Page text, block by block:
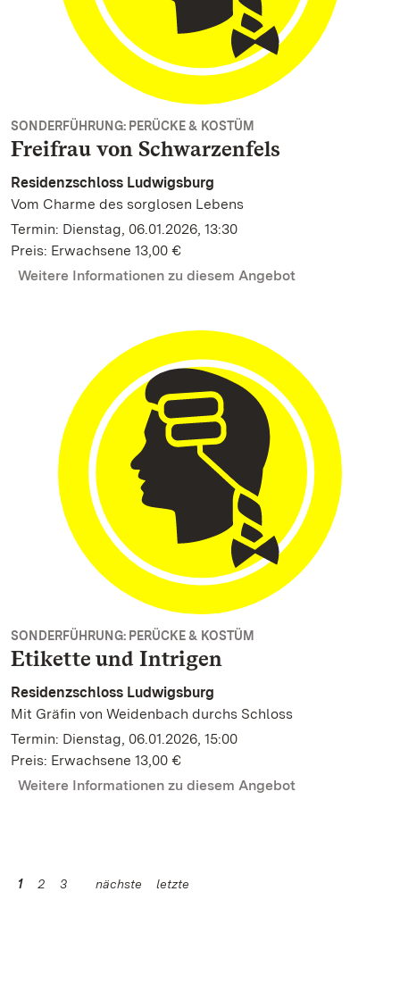
SONDERFÜHRUNG: PERÜCKE & KOSTÜM
Freifrau von Schwarzenfels
Residenzschloss Ludwigsburg
Vom Charme des sorglosen Lebens
Termin: Dienstag, 06.01.2026, 13:30
Preis: Erwachsene 13,00 €
Weitere Informationen zu diesem Angebot
SONDERFÜHRUNG: PERÜCKE & KOSTÜM
Etikette und Intrigen
Residenzschloss Ludwigsburg
Mit Gräfin von Weidenbach durchs Schloss
Termin: Dienstag, 06.01.2026, 15:00
Preis: Erwachsene 13,00 €
Weitere Informationen zu diesem Angebot
1 2 3 nächste letzte